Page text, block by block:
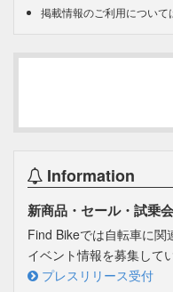
掲載情報のご利用について
Information
新商品・セール・試乗
Find Bikeでは自転車に
イベント情報を募集して
プレスリリース受付